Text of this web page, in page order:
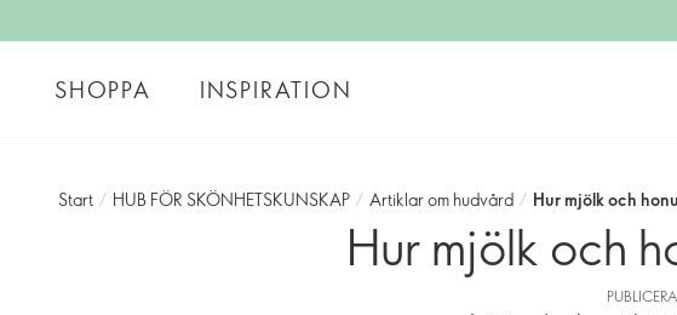
SHOPPA INSPIRATION
Start / HUB FÖR SKÖNHETSKUNSKAP / Artiklar om hudvård / Hur mjölk och
Hur mjölk och